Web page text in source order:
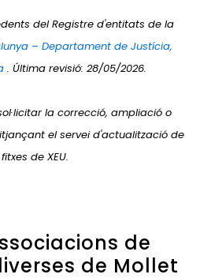
del Registre d'entitats de la
– Departament de Justícia,
. Última revisió: 28/05/2026.
la correcció, ampliació o
el servei d'actualització de
fitxes de XEU.
de
de Mollet